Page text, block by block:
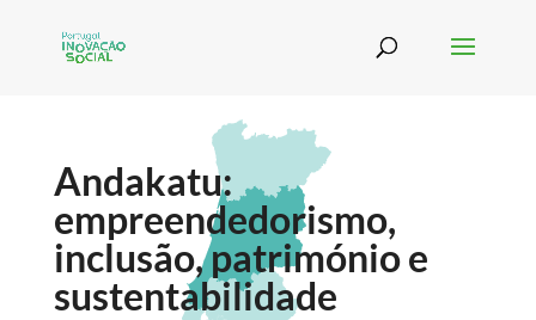
Andakatu:
empreendedorismo,
inclusão, património e
sustentabilidade